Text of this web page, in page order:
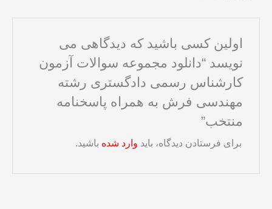
اولین کسی باشید که دیدگاهی می
نویسد “دانلود مجموعه سوالات آزمون
کارشناس رسمی دادگستری رشته
مهندسی فرش به همراه پاسخنامه
منتخب”
برای فرستادن دیدگاه، باید وارد شده باشید.